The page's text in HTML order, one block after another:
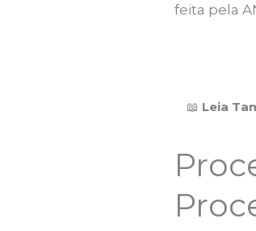
feita pela
📖 Leia